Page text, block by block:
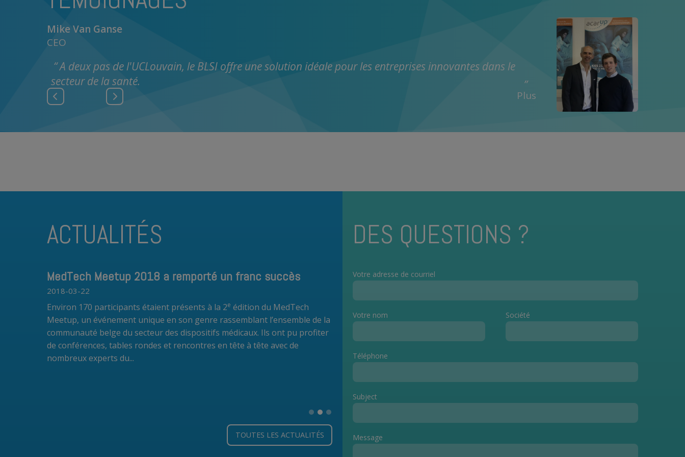
Previous Next
Mike Van Ganse
CEO
A deux pas de l'UCLouvain, le BLSI offre une solution idéale pour les entreprises innovantes dans le
secteur de la santé.
Plus
ACTUALITÉS
MedTech Meetup 2018 a remporté un franc succès
2018-03-22
Environ 170 participants étaient présents à la 2e édition du MedTech
Meetup, un événement unique en son genre rassemblant l’ensemble de la
communauté belge du secteur des dispositifs médicaux. Ils ont pu profiter
de conférences, tables rondes et rencontres en tête à tête avec de
nombreux experts du...
1 2 3
TOUTES LES ACTUALITÉS
DES QUESTIONS ?
Votre adresse de courriel
Votre nom Société
Téléphone
Subject
Message